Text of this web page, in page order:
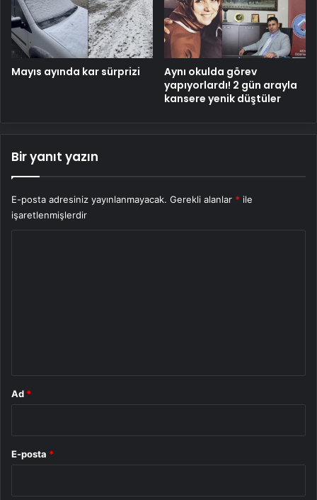
Mayıs ayında kar sürprizi
Aynı okulda görev
yapıyorlardı! 2 gün arayla
kansere yenik düştüler
Bir yanıt yazın
E-posta adresiniz yayınlanmayacak. Gerekli alanlar * ile
işaretlenmişlerdir
Ad *
E-posta *